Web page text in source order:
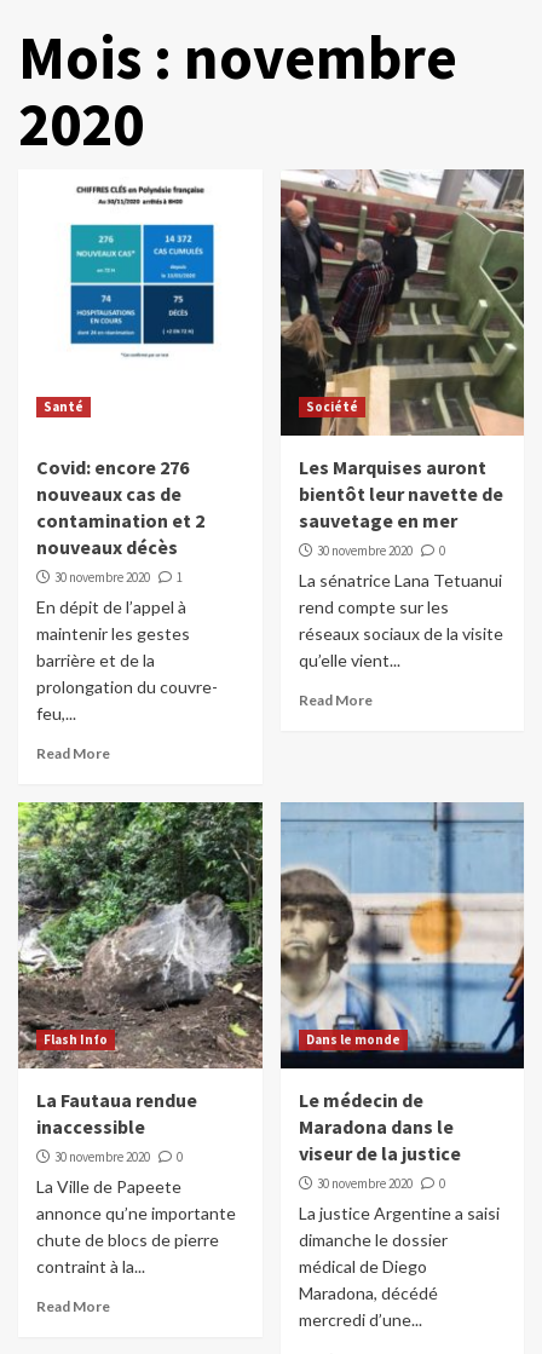
Mois : novembre
2020
Santé
Covid: encore 276
nouveaux cas de
contamination et 2
nouveaux décès
30 novembre 2020 1
En dépit de l’appel à
maintenir les gestes
barrière et de la
prolongation du couvre-
feu,...
Read More
Société
Les Marquises auront
bientôt leur navette de
sauvetage en mer
30 novembre 2020 0
La sénatrice Lana Tetuanui
rend compte sur les
réseaux sociaux de la visite
qu’elle vient...
Read More
Flash Info
La Fautaua rendue
inaccessible
30 novembre 2020 0
La Ville de Papeete
annonce qu’ne importante
chute de blocs de pierre
contraint à la...
Read More
Dans le monde
Le médecin de
Maradona dans le
viseur de la justice
30 novembre 2020 0
La justice Argentine a saisi
dimanche le dossier
médical de Diego
Maradona, décédé
mercredi d’une...